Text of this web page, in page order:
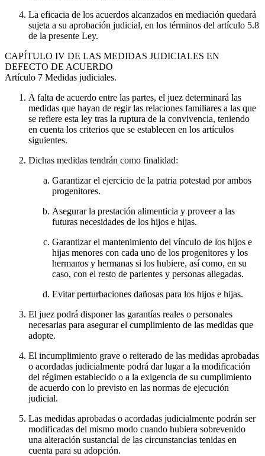
La eficacia de los acuerdos alcanzados en mediación quedará
sujeta a su aprobación judicial, en los términos del artículo 5.8
de la presente Ley.
CAPÍTULO IV DE LAS MEDIDAS JUDICIALES EN
DEFECTO DE ACUERDO
Artículo 7 Medidas judiciales.
A falta de acuerdo entre las partes, el juez determinará las
medidas que hayan de regir las relaciones familiares a las que
se refiere esta ley tras la ruptura de la convivencia, teniendo
en cuenta los criterios que se establecen en los artículos
siguientes.
Dichas medidas tendrán como finalidad:
Garantizar el ejercicio de la patria potestad por ambos
progenitores.
Asegurar la prestación alimenticia y proveer a las
futuras necesidades de los hijos e hijas.
Garantizar el mantenimiento del vínculo de los hijos e
hijas menores con cada uno de los progenitores y los
hermanos y hermanas si los hubiere, así como, en su
caso, con el resto de parientes y personas allegadas.
Evitar perturbaciones dañosas para los hijos e hijas.
El juez podrá disponer las garantías reales o personales
necesarias para asegurar el cumplimiento de las medidas que
adopte.
El incumplimiento grave o reiterado de las medidas aprobadas
o acordadas judicialmente podrá dar lugar a la modificación
del régimen establecido o a la exigencia de su cumplimiento
de acuerdo con lo previsto en las normas de ejecución
judicial.
Las medidas aprobadas o acordadas judicialmente podrán ser
modificadas del mismo modo cuando hubiera sobrevenido
una alteración sustancial de las circunstancias tenidas en
cuenta para su adopción.